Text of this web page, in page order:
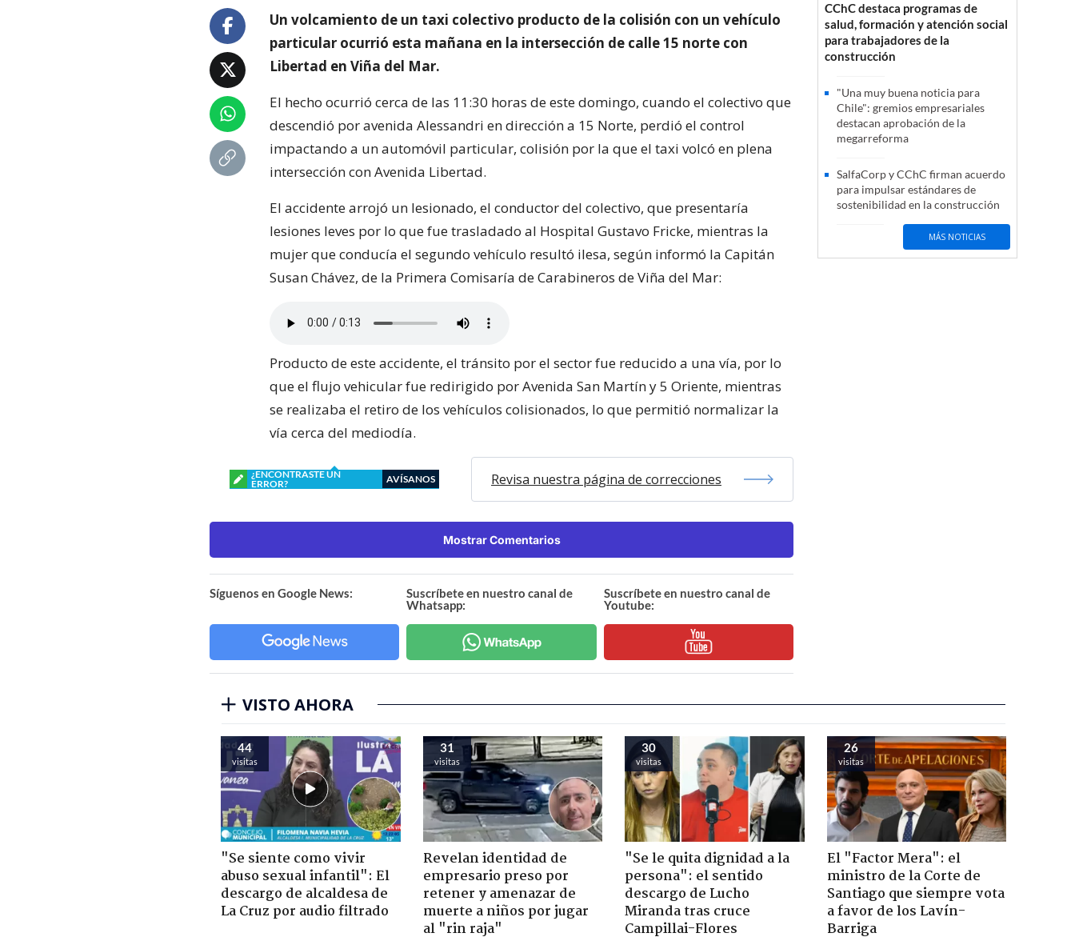
Un volcamiento de un taxi colectivo producto de la colisión con un vehículo
particular ocurrió esta mañana en la intersección de calle 15 norte con
Libertad en Viña del Mar.
El hecho ocurrió cerca de las 11:30 horas de este domingo, cuando el colectivo que
descendió por avenida Alessandri en dirección a 15 Norte, perdió el control
impactando a un automóvil particular, colisión por la que el taxi volcó en plena
intersección con Avenida Libertad.
El accidente arrojó un lesionado, el conductor del colectivo, que presentaría
lesiones leves por lo que fue trasladado al Hospital Gustavo Fricke, mientras la
mujer que conducía el segundo vehículo resultó ilesa, según informó la Capitán
Susan Chávez, de la Primera Comisaría de Carabineros de Viña del Mar:
Producto de este accidente, el tránsito por el sector fue reducido a una vía, por lo
que el flujo vehicular fue redirigido por Avenida San Martín y 5 Oriente, mientras
se realizaba el retiro de los vehículos colisionados, lo que permitió normalizar la
vía cerca del mediodía.
¿ENCONTRASTE UN
ERROR?
AVÍSANOS Revisa nuestra página de correcciones
Mostrar Comentarios
Síguenos en Google News:
Suscríbete en nuestro canal de
Whatsapp:
Suscríbete en nuestro canal de
Youtube:
CChC destaca programas de
salud, formación y atención social
para trabajadores de la
construcción
"Una muy buena noticia para
Chile": gremios empresariales
destacan aprobación de la
megarreforma
SalfaCorp y CChC firman acuerdo
para impulsar estándares de
sostenibilidad en la construcción
MÁS NOTICIAS
VISTO AHORA
44
visitas
"Se siente como vivir
abuso sexual infantil": El
descargo de alcaldesa de
La Cruz por audio filtrado
31
visitas
Revelan identidad de
empresario preso por
retener y amenazar de
muerte a niños por jugar
al "rin raja"
30
visitas
"Se le quita dignidad a la
persona": el sentido
descargo de Lucho
Miranda tras cruce
Campillai-Flores
26
visitas
El "Factor Mera": el
ministro de la Corte de
Santiago que siempre vota
a favor de los Lavín-
Barriga